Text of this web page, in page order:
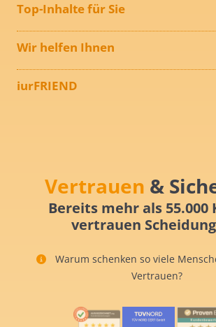
Top-Inhalte für Sie
Wir helfen Ihnen
iurFRIEND
Vertrauen &
Bereits mehr als 55.000
vertrauen
Warum schenken so viele
Vertrauen?